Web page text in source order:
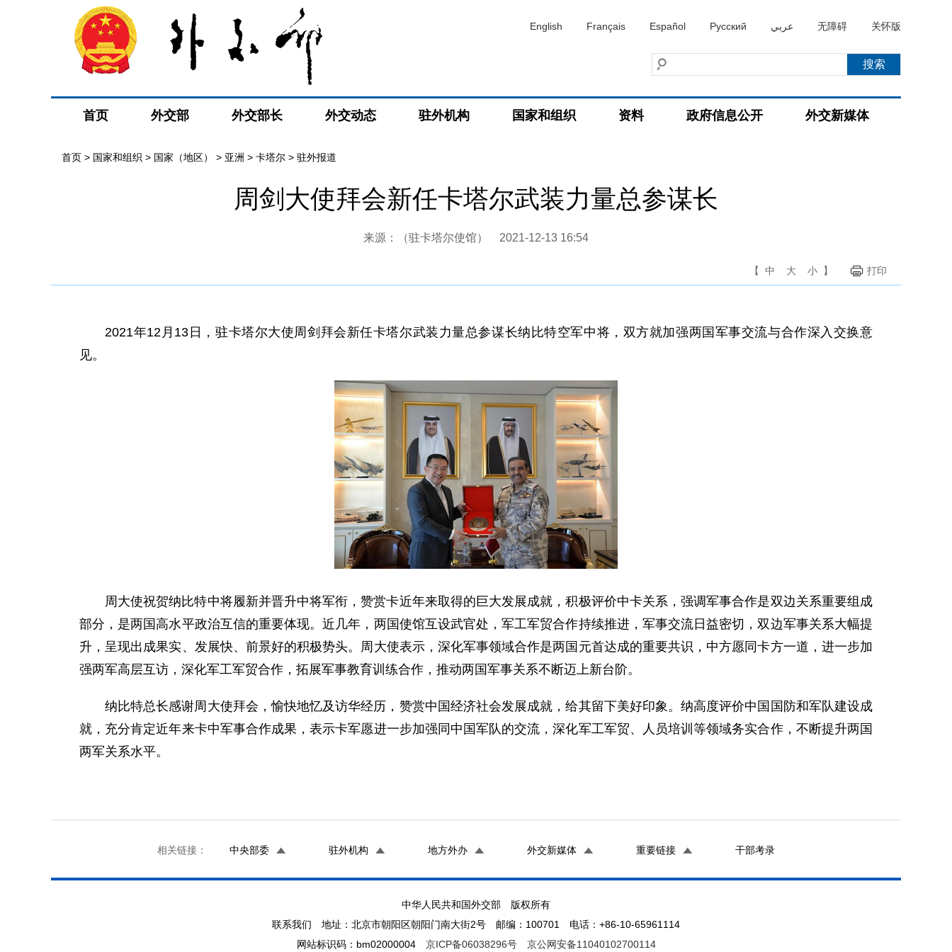
English Français Español Русский عربي 无障碍 关怀版
首页 外交部 外交部长 外交动态 驻外机构 国家和组织 资料 政府信息公开 外交新媒体
首页 > 国家和组织 > 国家（地区） > 亚洲 > 卡塔尔 > 驻外报道
周剑大使拜会新任卡塔尔武装力量总参谋长
来源：（驻卡塔尔使馆） 2021-12-13 16:54
【 中 大 小 】 打印
2021年12月13日，驻卡塔尔大使周剑拜会新任卡塔尔武装力量总参谋长纳比特空军中将，双方就加强两国军事交流与合作深入交换意
见。
周大使祝贺纳比特中将履新并晋升中将军衔，赞赏卡近年来取得的巨大发展成就，积极评价中卡关系，强调军事合作是双边关系重要组成
部分，是两国高水平政治互信的重要体现。近几年，两国使馆互设武官处，军工军贸合作持续推进，军事交流日益密切，双边军事关系大幅提
升，呈现出成果实、发展快、前景好的积极势头。周大使表示，深化军事领域合作是两国元首达成的重要共识，中方愿同卡方一道，进一步加
强两军高层互访，深化军工军贸合作，拓展军事教育训练合作，推动两国军事关系不断迈上新台阶。
纳比特总长感谢周大使拜会，愉快地忆及访华经历，赞赏中国经济社会发展成就，给其留下美好印象。纳高度评价中国国防和军队建设成
就，充分肯定近年来卡中军事合作成果，表示卡军愿进一步加强同中国军队的交流，深化军工军贸、人员培训等领域务实合作，不断提升两国
两军关系水平。
相关链接： 中央部委 驻外机构 地方外办 外交新媒体 重要链接 干部考录
中华人民共和国外交部 版权所有
联系我们 地址：北京市朝阳区朝阳门南大街2号 邮编：100701 电话：+86-10-65961114
网站标识码：bm02000004 京ICP备06038296号 京公网安备11040102700114